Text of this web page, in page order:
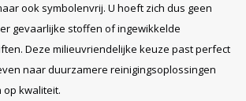
ook symbolenvrij. U hoeft zich dus geen
gevaarlijke stoffen of ingewikkelde
Deze milieuvriendelijke keuze past perfect
naar duurzamere reinigingsoplossingen
kwaliteit.